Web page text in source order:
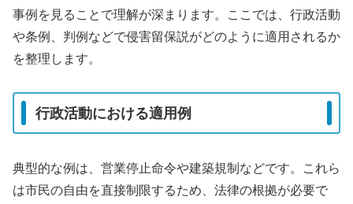
事例を見ることで理解が深まります。ここでは、行政活動
や条例、判例などで侵害留保説がどのように適用されるか
を整理します。
行政活動における適用例
典型的な例は、営業停止命令や建築規制などです。これら
は市民の自由を直接制限するため、法律の根拠が必要で